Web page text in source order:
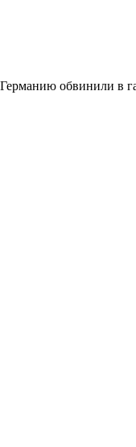
Германию обвинили в